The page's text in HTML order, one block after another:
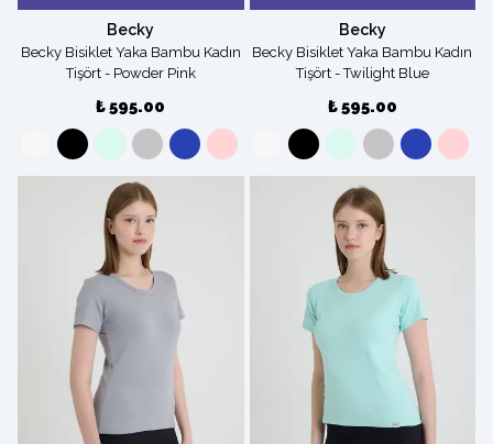
Becky
Becky Bisiklet Yaka Bambu Kadın
Tişört - Powder Pink
₺ 595.00
Becky
Becky Bisiklet Yaka Bambu Kadın
Tişört - Twilight Blue
₺ 595.00